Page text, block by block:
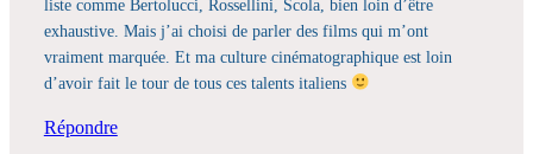
liste comme Bertolucci, Rossellini, Scola, bien loin d’être
exhaustive. Mais j’ai choisi de parler des films qui m’ont
vraiment marquée. Et ma culture cinématographique est loin
d’avoir fait le tour de tous ces talents italiens
Répondre